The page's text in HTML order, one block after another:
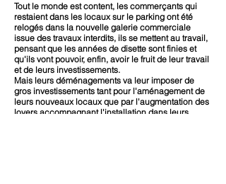
Tout le monde est content, les commerçants qui
restaient dans les locaux sur le parking ont été
relogés dans la nouvelle galerie commerciale
issue des travaux interdits, ils se mettent au travail,
pensant que les années de disette sont finies et
qu'ils vont pouvoir, enfin, avoir le fruit de leur travail
et de leurs investissements.
Mais leurs déménagements va leur imposer de
gros investissements tant pour l'aménagement de
leurs nouveaux locaux que par l'augmentation des
loyers accompagnant l'installation dans leurs